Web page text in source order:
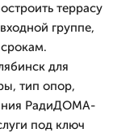
террасу
группе,
для
тип опор,
РадиДОМА-
под ключ